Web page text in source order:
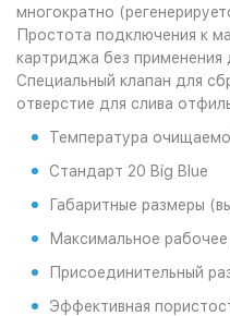
многократно
Простота подключения к
картриджа без применения
Специальный клапан для
отверстие для слива
Температура
Стандарт 20 Big Blue
Габаритные размеры
Максимальное
Присоединительный
Эффективная